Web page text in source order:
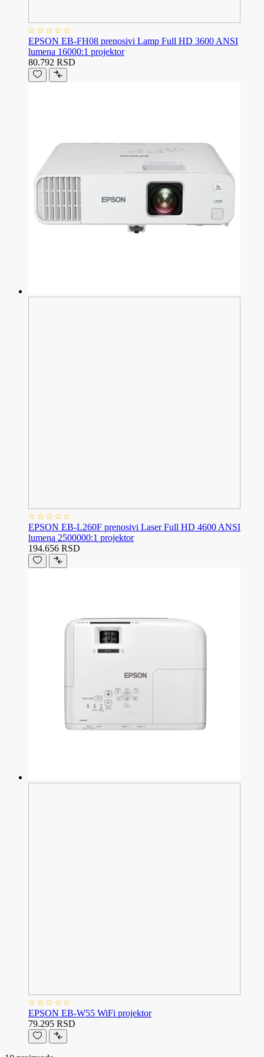
EPSON EB-FH08 prenosivi Lamp Full HD 3600 ANSI
lumena 16000:1 projektor
80.792 RSD
EPSON EB-L260F prenosivi Laser Full HD 4600 ANSI
lumena 2500000:1 projektor
194.656 RSD
EPSON EB-W55 WiFi projektor
79.295 RSD